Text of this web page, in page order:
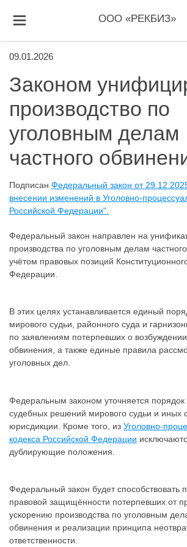
ООО «РЕКБИЗ»
09.01.2026
Законом
производство по
уголовным делам
частного
Подписан Федеральный закон от
внесении изменений в Уголовно-
Российской Федерации".
Федеральный закон направлен на
производства по уголовным делам
учётом правовых позиций
Федерации.
В этих целях устанавливается единый
мирового судьи, районного суда и
по заявлениям потерпевших о
обвинения, а также единые правила
уголовных дел.
Федеральным законом уточняется
судебных решений мирового судьи и иных
юрисдикции. Кроме того, из Уголовно-
кодекса Российской Федерации
дублирующие положения.
Федеральный закон будет
правовой защищённости потерпевших от
ускорению производства по уголовным
обвинения и реализации принципа
ответственности.